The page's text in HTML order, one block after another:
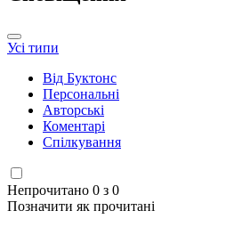
Усі типи
Від Буктонс
Персональні
Авторські
Коментарі
Спілкування
Непрочитано 0 з 0
Позначити як прочитані